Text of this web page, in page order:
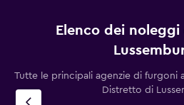
Elenco dei
Tutte le principali agenzie di furgoni
Distretto di